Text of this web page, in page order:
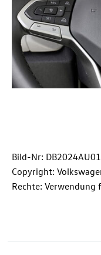
Bild-Nr:
Copyright:
Rechte: Verwendung